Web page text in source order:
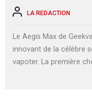
LA REDACTION
Le Aegis Max de
innovant de la célèbre
vapoter. La première